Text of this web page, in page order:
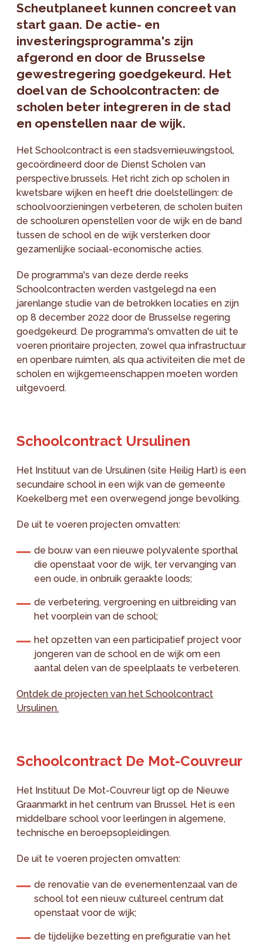
Scheutplaneet kunnen concreet van
start gaan. De actie- en
investeringsprogramma's zijn
afgerond en door de Brusselse
gewestregering goedgekeurd. Het
doel van de Schoolcontracten: de
scholen beter integreren in de stad
en openstellen naar de wijk.
Het Schoolcontract is een stadsvernieuwingstool,
gecoördineerd door de Dienst Scholen van
perspective.brussels. Het richt zich op scholen in
kwetsbare wijken en heeft drie doelstellingen: de
schoolvoorzieningen verbeteren, de scholen buiten
de schooluren openstellen voor de wijk en de band
tussen de school en de wijk versterken door
gezamenlijke sociaal-economische acties.
De programma's van deze derde reeks
Schoolcontracten werden vastgelegd na een
jarenlange studie van de betrokken locaties en zijn
op 8 december 2022 door de Brusselse regering
goedgekeurd. De programma's omvatten de uit te
voeren prioritaire projecten, zowel qua infrastructuur
en openbare ruimten, als qua activiteiten die met de
scholen en wijkgemeenschappen moeten worden
uitgevoerd.
Schoolcontract Ursulinen
Het Instituut van de Ursulinen (site Heilig Hart) is een
secundaire school in een wijk van de gemeente
Koekelberg met een overwegend jonge bevolking.
De uit te voeren projecten omvatten:
de bouw van een nieuwe polyvalente sporthal
die openstaat voor de wijk, ter vervanging van
een oude, in onbruik geraakte loods;
de verbetering, vergroening en uitbreiding van
het voorplein van de school;
het opzetten van een participatief project voor
jongeren van de school en de wijk om een
aantal delen van de speelplaats te verbeteren.
Ontdek de projecten van het Schoolcontract
Ursulinen.
Schoolcontract De Mot-Couvreur
Het Instituut De Mot-Couvreur ligt op de Nieuwe
Graanmarkt in het centrum van Brussel. Het is een
middelbare school voor leerlingen in algemene,
technische en beroepsopleidingen.
De uit te voeren projecten omvatten:
de renovatie van de evenementenzaal van de
school tot een nieuw cultureel centrum dat
openstaat voor de wijk;
de tijdelijke bezetting en prefiguratie van het